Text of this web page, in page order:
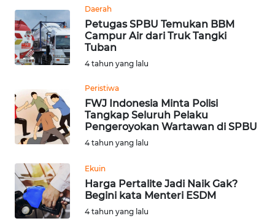
Daerah
Petugas SPBU Temukan BBM
Campur Air dari Truk Tangki
Tuban
4 tahun yang lalu
Peristiwa
FWJ Indonesia Minta Polisi
Tangkap Seluruh Pelaku
Pengeroyokan Wartawan di SPBU
4 tahun yang lalu
Ekuin
Harga Pertalite Jadi Naik Gak?
Begini kata Menteri ESDM
4 tahun yang lalu
INDEKS
BERITA
KONTAK
KAMI
INFO
IKLAN
TENTANG
PEDOMAN
MEDIA
SIBER